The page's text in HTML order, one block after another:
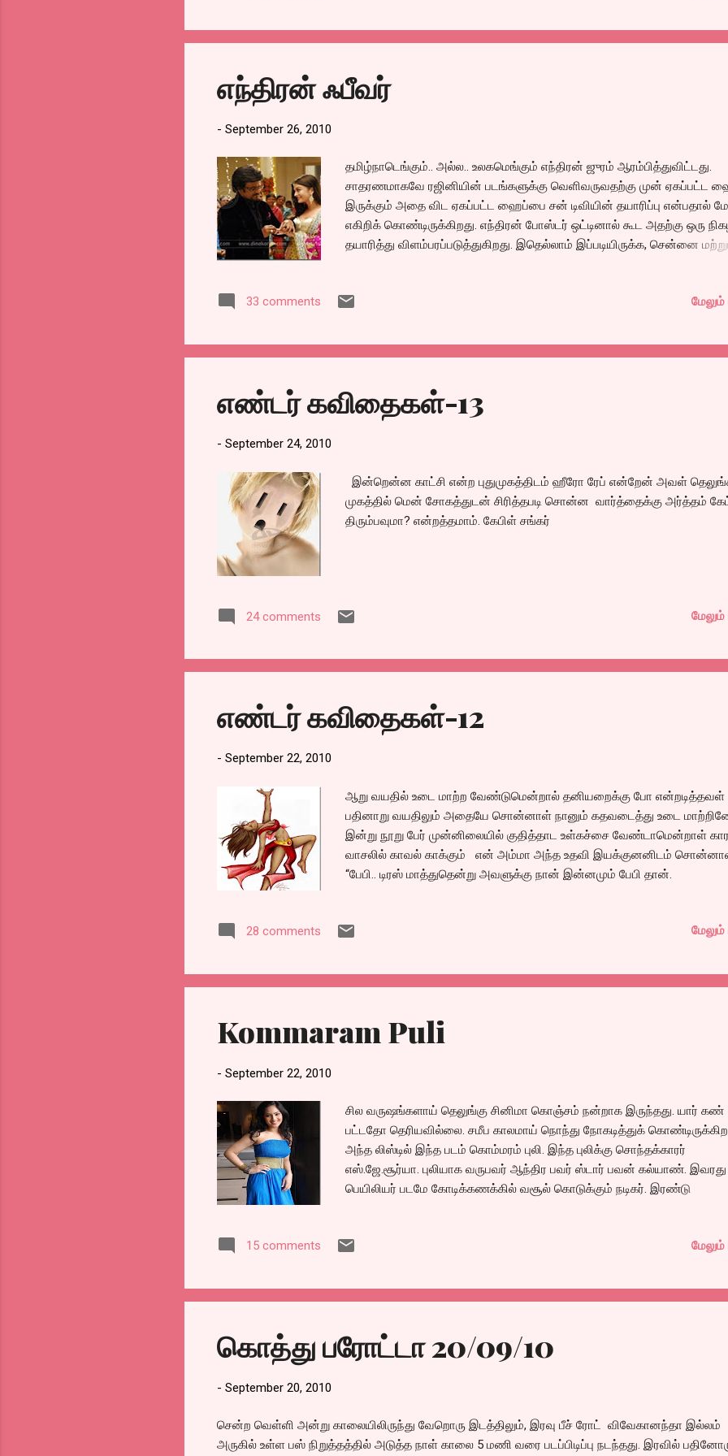
முதல்வர் செல்லுக்கும் உதவி கோரியிருக்கிறார்கள். நாமும் நம் பங்கிற்கு
என்ற எண்ணத்தில் உங்களின் பார்வைக்கு வைத்திருக்கிறேன். எவ்வளவோ
இக்குழந்தையின் மருத்துவ சான்றிதழ்கள், மருத்துவர்களின் பரிந்துரை
வேண்டுவோர்கள் என்னை தொலைபேசி எண்ணிலோ.. அல்லது மின...
எந்திரன் ஃபீவர்
- September 26, 2010
தமிழ்நாடெங்கும்.. அல்ல.. உலகமெங்கும் எந்திரன் ஜுரம் ஆரம்பித்துவிட்டது.
சாதரணமாகவே ரஜினியின் படங்களுக்கு வெளிவருவதற்கு முன் ஏகப்பட்ட
இருக்கும் அதை விட ஏகப்பட்ட ஹைப்பை சன் டிவியின் தயாரிப்பு என்பதால்
எகிறிக் கொண்டிருக்கிறது. எந்திரன் போஸ்டர் ஒட்டினால் கூட அதற்கு ஒரு
தயாரித்து விளம்பரப்படுத்துகிறது. இதெல்லாம் இப்படியிருக்க, சென்னை
செங்கல்பட்டு ஏரியா என்று கேட்பவர்களுக்கு உடனே சினிமா வியாபாரம்
ஒரு வாரத்தில் சென்னை மற்றும் அதன் சுற்று வட்டாரங்களில் எல்லோரும் படம்
பார்த்துவிடுவார்கள். சுமார் இருநூறு கோடியளவில் இந்தியாவிலேயே அதிக
கர்நாடகா மட்டுமல்ல, உலகமெங்கும் ஏகப்பட்ட எதிர்பார்ப்பை
சன் டிவி தன் கோட்டையான தெற்கில் முக்கியமாய் ...
33 comments மேலும்
எண்டர் கவிதைகள்-13
- September 24, 2010
இன்றென்ன காட்சி என்ற புதுமுகத்திடம் ஹீரோ ரேப் என்றேன் அவள்
முகத்தில் மென் சோகத்துடன் சிரித்தபடி சொன்ன வார்த்தைக்கு அர்த்தம்
திரும்பவுமா? என்றத்தமாம். கேபிள் சங்கர்
24 comments மேலும்
எண்டர் கவிதைகள்-12
- September 22, 2010
ஆறு வயதில் உடை மாற்ற வேண்டுமென்றால் தனியறைக்கு போ என்றடித்தவள்
பதினாறு வயதிலும் அதையே சொன்னாள் நானும் கதவடைத்து உடை
இன்று நூறு பேர் முன்னிலையில் குதித்தாட உள்கச்சை வேண்டாமென்றாள்
வாசலில் காவல் காக்கும் என் அம்மா அந்த உதவி இயக்குனனிடம்
“பேபி.. டிரஸ் மாத்துதென்று அவளுக்கு நான் இன்னமும் பேபி தான்.
28 comments மேலும்
Kommaram Puli
- September 22, 2010
சில வருஷங்களாய் தெலுங்கு சினிமா கொஞ்சம் நன்றாக இருந்தது. யார் கண்
பட்டதோ தெரியவில்லை. சமீப காலமாய் நொந்து நோகடித்துக்
அந்த லிஸ்டில் இந்த படம் கொம்மரம் புலி. இந்த புலிக்கு சொந்தக்காரர்
எஸ்.ஜே.சூர்யா. புலியாக வருபவர் ஆந்திர பவர் ஸ்டார் பவன் கல்யாண். இவரது
பெயிலியர் படமே கோடிக்கணக்கில் வசூல் கொடுக்கும் நடிகர். இரண்டு
ட்ரைலர் பார்த்த போதே ஒரு பி கிரேட் படம் இதை விட பெட்டராக
வருஷங்களுக்கு முன் வந்த பனிஷர் என்கிற படத்தின் உட்டாலக்கடியாக
அப்புறம் தேவையில்லாமல் அய்யப்ப தரிசனம் படமாய் ஆரம்பித்து
எஸ்.ஜே.சூர்யா நம்பினார். மகாநடிகன் என்கிற படத்தில் ஒரு காட்சி வரும் அதில்
இரண்டு இயக்குனர்கள் சத்யராஜுக்கு கதை சொல்வார்கள். அதில் ஒருவர்
15 comments மேலும்
கொத்து பரோட்டா 20/09/10
- September 20, 2010
சென்ற வெள்ளி அன்று காலையிலிருந்து வேறொரு இடத்திலும், இரவு பீச் ரோட் விவேகானந்தா இல்லம்
அருகில் உள்ள பஸ் நிறுத்தத்தில் அடுத்த நாள் காலை 5 மணி வரை படப்பிடிப்பு நடந்தது. இரவில்